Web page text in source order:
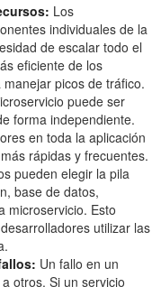
Los
individuales de la
de escalar todo el
eficiente de los
picos de tráfico.
puede ser
forma independiente.
en toda la aplicación
rápidas y frecuentes.
pueden elegir la pila
base de datos,
microservicio. Esto
utilizar las
Un fallo en un
otros. Si un servicio